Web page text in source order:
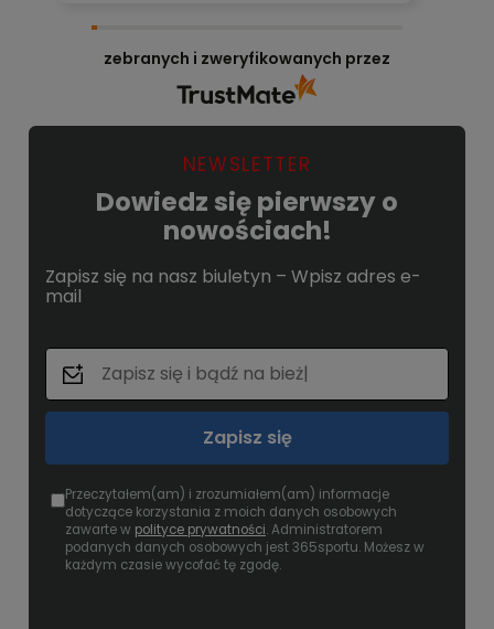
zebranych i zweryfikowanych przez
NEWSLETTER
Dowiedz się pierwszy o
nowościach!
Zapisz się na nasz biuletyn – Wpisz adres e-
mail
Zapisz się
Przeczytałem(am) i zrozumiałem(am) informacje
dotyczące korzystania z moich danych osobowych
zawarte w polityce prywatności. Administratorem
podanych danych osobowych jest 365sportu. Możesz w
każdym czasie wycofać tę zgodę.